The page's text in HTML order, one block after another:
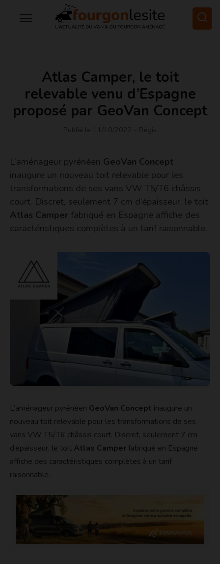
Atlas Camper, le toit
relevable venu d’Espagne
proposé par GeoVan Concept
L’aménageur pyrénéen GeoVan Concept
inaugure un nouveau toit relevable pour les
transformations de ses vans VW T5/T6 châssis
court. Discret, seulement 7 cm d’épaisseur, le toit
Atlas Camper fabriqué en Espagne affiche des
caractéristiques complètes à un tarif raisonnable.
L’aménageur pyrénéen GeoVan Concept inaugure un
nouveau toit relevable pour les transformations de ses
vans VW T5/T6 châssis court. Discret, seulement 7 cm
d’épaisseur, le toit Atlas Camper fabriqué en Espagne
affiche des caractéristiques complètes à un tarif
raisonnable.